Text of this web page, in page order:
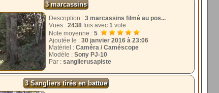
3 marcassins
Description : 3 marcassins filmé au pos...
Vues : 2438 fois avec 1 vote
Note moyenne : 5
Ajoutée le : 30 janvier 2016 à 23:06
Matériel : Caméra / Caméscope
Modéle : Sony PJ-10
Par : sanglierusapiste
3 Sangliers tirés en battue